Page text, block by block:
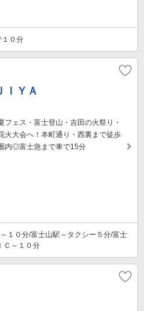
０分
ＩＹＡ
フェス・富士登山・吉田の火祭り・
火大会へ！本町通り・西裏まで徒歩
内◎富士急まで車で15分
１０分/富士山駅～タクシー５分/富士
Ｃ～１０分